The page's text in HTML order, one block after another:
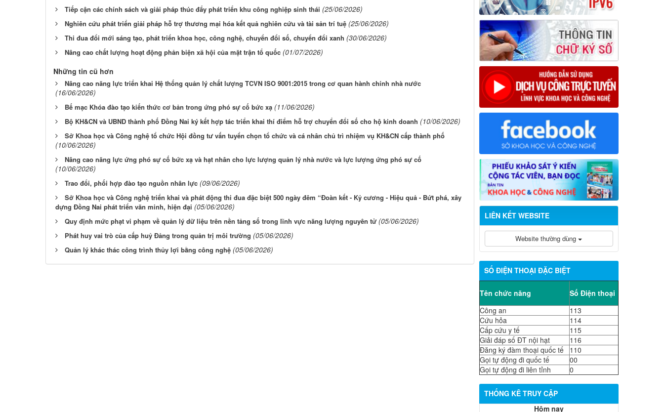
Tiếp cận các chính sách và giải pháp thúc đẩy phát triển khu công nghiệp sinh thái (25/06/2026)
Nghiên cứu phát triển giải pháp hỗ trợ thương mại hóa kết quả nghiên cứu và tài sản trí tuệ (25/06/2026)
Thi đua đổi mới sáng tạo, phát triển khoa học, công nghệ, chuyển đổi số, chuyển đổi xanh (30/06/2026)
Nâng cao chất lượng hoạt động phản biện xã hội của mặt trận tổ quốc (01/07/2026)
Những tin cũ hơn
Nâng cao năng lực triển khai Hệ thống quản lý chất lượng TCVN ISO 9001:2015 trong cơ quan hành chính nhà nước
(16/06/2026)
Bế mạc Khóa đào tạo kiến thức cơ bản trong ứng phó sự cố bức xạ (11/06/2026)
Bộ KH&CN và UBND thành phố Đồng Nai ký kết hợp tác triển khai thí điểm hỗ trợ chuyển đổi số cho hộ kinh doanh (10/06/2026)
Sở Khoa học và Công nghệ tổ chức Hội đồng tư vấn tuyển chọn tổ chức và cá nhân chủ trì nhiệm vụ KH&CN cấp thành phố
(10/06/2026)
Nâng cao năng lực ứng phó sự cố bức xạ và hạt nhân cho lực lượng quản lý nhà nước và lực lượng ứng phó sự cố
(10/06/2026)
Trao đổi, phối hợp đào tạo nguồn nhân lực (09/06/2026)
Sở Khoa học và Công nghệ triển khai và phát động thi đua đặc biệt 500 ngày đêm “Đoàn kết - Kỷ cương - Hiệu quả - Bứt phá, xây
dựng Đồng Nai phát triển văn minh, hiện đại (05/06/2026)
Quy định mức phạt vi phạm về quản lý dữ liệu trên nền tảng số trong lĩnh vực năng lượng nguyên tử (05/06/2026)
Phát huy vai trò của cấp huỷ Đảng trong quản trị môi trường (05/06/2026)
Quản lý khác thác công trình thủy lợi bằng công nghệ (05/06/2026)
LIÊN KẾT WEBSITE
Website thường dùng
SỐ ĐIỆN THOẠI ĐẶC BIỆT
Tên chức năng
Số Điện thoại
Công an
113
Cứu hỏa
114
Cấp cứu y tế
115
Giải đáp số ĐT nội hạt
116
Đăng ký đàm thoại quốc tế
110
Gọi tự động đi quốc tế
00
Gọi tự động đi liên tỉnh
0
THỐNG KÊ TRUY CẬP
Hôm nay